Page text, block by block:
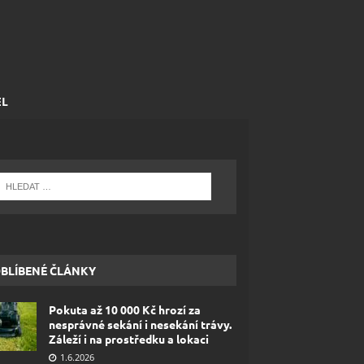
ČLÁNKY
Pokuta až 10 000 Kč hrozí za
nesprávné sekání i nesekání trávy.
Záleží i na prostředku a lokaci
1.6.2026